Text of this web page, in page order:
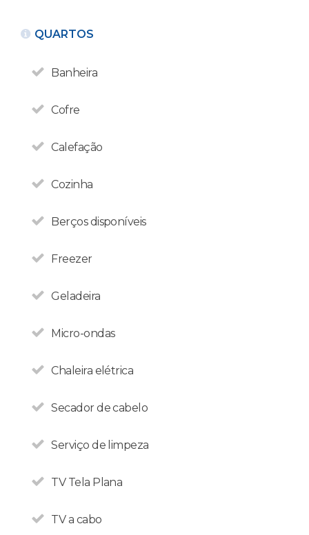
VOLTAR
QUARTOS
Banheira
Cofre
Calefação
Cozinha
Berços disponíveis
Freezer
Geladeira
Micro-ondas
Chaleira elétrica
Secador de cabelo
Serviço de limpeza
TV Tela Plana
TV a cabo